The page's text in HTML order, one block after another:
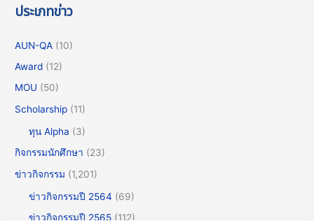
ประเภทข่าว
AUN-QA (10)
Award (12)
MOU (50)
Scholarship (11)
ทุน Alpha (3)
กิจกรรมนักศึกษา (23)
ข่าวกิจกรรม (1,201)
ข่าวกิจกรรมปี 2564 (69)
ข่าวกิจกรรมปี 2565 (112)